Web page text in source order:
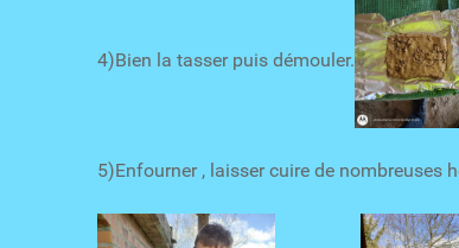
4)Bien la tasser puis démouler.
5)Enfourner , laisser cuire de nombreuses